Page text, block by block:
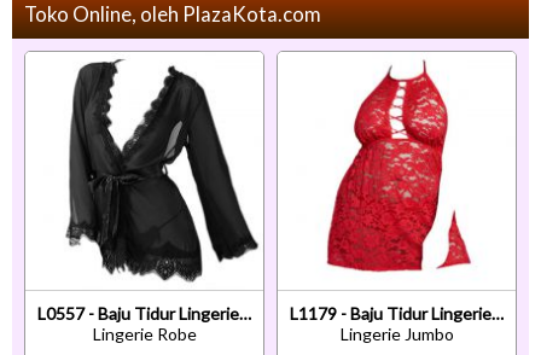
Toko Online, oleh PlazaKota.com
L0557 - Baju Tidur Lingerie Robe Kimono Dress Hitam Transparan Lengan Panjang Ikat Pinggang
Lingerie Robe
L1179 - Baju Tidur Lingerie Jumbo Big Size Nightgown Sleepwear Midi Dress Halter Merah Transparan
Lingerie Jumbo